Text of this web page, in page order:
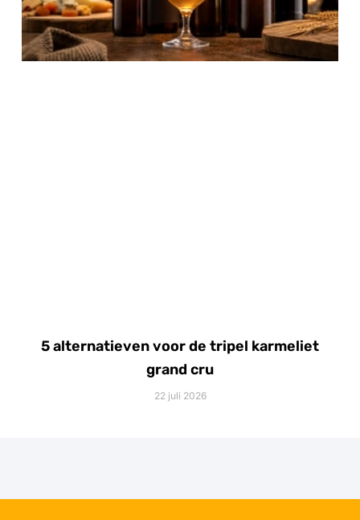
5 alternatieven voor de tripel karmeliet
grand cru
22 juli 2026